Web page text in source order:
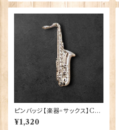
ピンバッジ【楽器=サックス】Cad
ogan 90040-XJKB09-22
¥1,320